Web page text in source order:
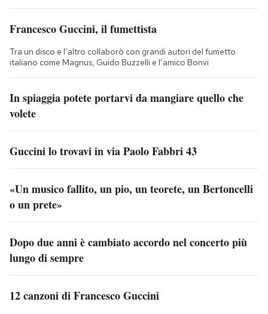
Francesco Guccini, il fumettista
Tra un disco e l’altro collaborò con grandi autori del fumetto
italiano come Magnus, Guido Buzzelli e l’amico Bonvi
In spiaggia potete portarvi da mangiare quello che
volete
Guccini lo trovavi in via Paolo Fabbri 43
«Un musico fallito, un pio, un teorete, un Bertoncelli
o un prete»
Dopo due anni è cambiato accordo nel concerto più
lungo di sempre
12 canzoni di Francesco Guccini